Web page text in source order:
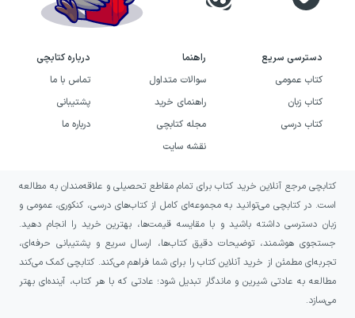
دسترسی سریع
کتاب عمومی
کتاب زبان
کتاب درسی
راهنما
سوالات متداول
راهنمای خرید
مجله کتابچی
نقشه سایت
درباره کتابچی
تماس با ما
پشتیبانی
درباره ما
کتابچی مرجع آنلاین خرید کتاب برای تمام مقاطع تحصیلی و علاقه‌مندان به مطالعه
است. در کتابچی می‌توانید به مجموعه‌ای کامل از کتاب‌های درسی، کنکوری، عمومی و
زبان دسترسی داشته باشید و با مقایسه قیمت‌ها، بهترین خرید را انجام دهید.
جستجوی هوشمند، توضیحات دقیق کتاب‌ها، ارسال سریع و پشتیبانی حرفه‌ای،
تجربه‌ای مطمئن از خرید آنلاین کتاب را برای شما فراهم می‌کند. کتابچی کمک می‌کند
مطالعه به عادتی شیرین و ماندگار تبدیل شود؛ عادتی که با هر کتاب، آینده‌ای بهتر
می‌سازد.